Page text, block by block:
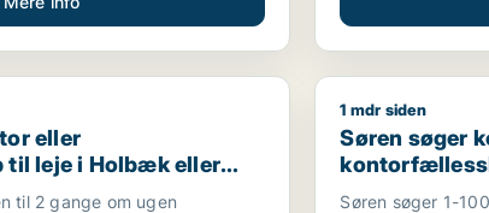
eller kontorfællesskab til leje i Holbæk eller
eller
leje i Holbæk eller
til 2 gange om ugen
Søren søger
1 mdr siden
Søren søger
Vordingborg
Søren søger 1-